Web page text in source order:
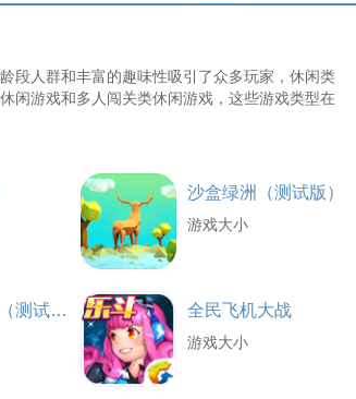
段人群和丰富的趣味性吸引了众多玩家，休闲类
闲游戏和多人闯关类休闲游戏，这些游戏类型在
沙盒绿洲（测试版）
游戏大小
人气王漫画社（测试版） 全民飞机大战
游戏大小